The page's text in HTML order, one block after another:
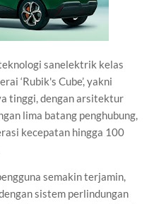
sanelektrik kelas
‘Rubik's Cube’, yakni
tinggi, dengan arsitektur
lima batang penghubung,
kecepatan hingga 100
semakin terjamin,
sistem perlindungan